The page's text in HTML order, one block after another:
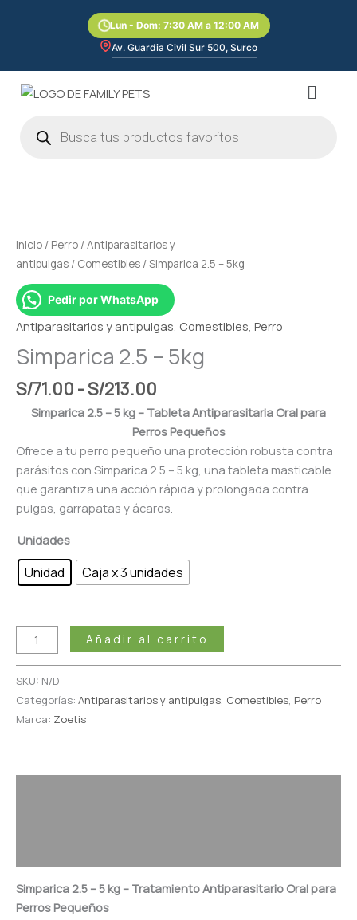
Lun - Dom: 7:30 AM a 12:00 AM
Av. Guardia Civil Sur 500, Surco
Menú
productos
Inicio / Perro /Antiparasitarios y
antipulgas / Comestibles / Simparica 2.5 – 5kg
Pedir por WhatsApp
Antiparasitarios y antipulgas Comestibles Perro
Simparica 2.5 – 5kg
S/71.00 -S/213.00
desde
S/71.00
hasta
S/213.00
Simparica 2.5 – 5 kg – Tableta Antiparasitaria Oral para
Perros Pequeños
Ofrece a tu perro pequeño una protección robusta contra
parásitos con Simparica 2.5 – 5 kg, una tableta masticable
que garantiza una acción rápida y prolongada contra
pulgas, garrapatas y ácaros.
Unidades
Unidad Caja x 3 unidades
5kg
cantidad
Añadir al carrito
SKU: N/D
Categorías: Antiparasitarios y antipulgas, Comestibles, Perro
Marca: Zoetis
Simparica 2.5 – 5 kg – Tratamiento Antiparasitario Oral para
Perros Pequeños